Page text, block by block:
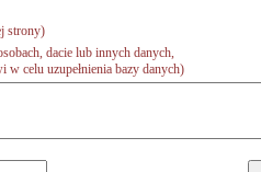
strony)
dacie lub innych danych,
celu uzupełnienia bazy danych)